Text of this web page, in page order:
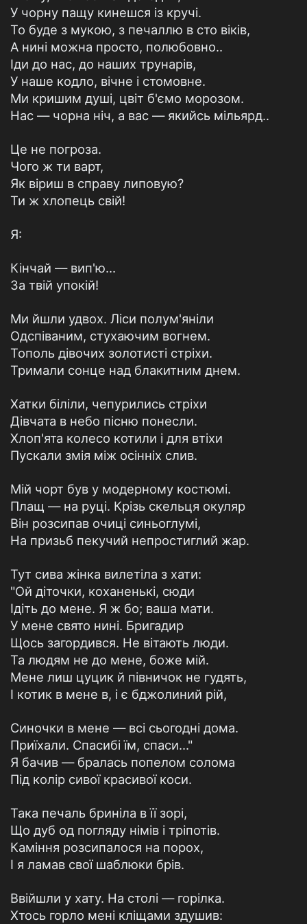
У чорну пащу кинешся із кручі.
То буде з мукою, з печаллю в сто віків,
А нині можна просто, полюбовно..
Іди до нас, до наших трунарів,
У наше кодло, вічне і стомовне.
Ми кришим душі, цвіт б'ємо морозом.
Нас — чорна ніч, а вас — якийсь мільярд..
Це не погроза.
Чого ж ти варт,
Як віриш в справу липовую?
Ти ж хлопець свій!
Я:
Кінчай — вип'ю...
За твій упокій!
Ми йшли удвох. Ліси полум'яніли
Одспіваним, стухаючим вогнем.
Тополь дівочих золотисті стріхи.
Тримали сонце над блакитним днем.
Хатки біліли, чепурились стріхи
Дівчата в небо пісню понесли.
Хлоп'ята колесо котили і для втіхи
Пускали змія між осінніх слив.
Мій чорт був у модерному костюмі.
Плащ — на руці. Крізь скельця окуляр
Він розсипав очиці синьоглумі,
На призьб пекучий непростиглий жар.
Тут сива жінка вилетіла з хати:
"Ой діточки, коханенькі, сюди
Ідіть до мене. Я ж бо; ваша мати.
У мене свято нині. Бригадир
Щось загордився. Не вітають люди.
Та людям не до мене, боже мій.
Мене лиш цуцик й півничок не гудять,
І котик в мене в, і є бджолиний рій,
Синочки в мене — всі сьогодні дома.
Приїхали. Спасибі їм, спаси..."
Я бачив — бралась попелом солома
Під колір сивої красивої коси.
Така печаль бриніла в її зорі,
Що дуб од погляду німів і тріпотів.
Каміння розсипалося на порох,
І я ламав свої шаблюки брів.
Ввійшли у хату. На столі — горілка.
Хтось горло мені кліщами здушив: